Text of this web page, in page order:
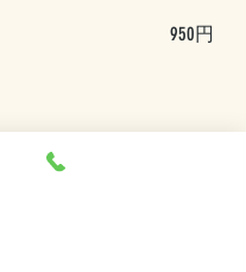
950円
ーメン
製スープがおすすめ